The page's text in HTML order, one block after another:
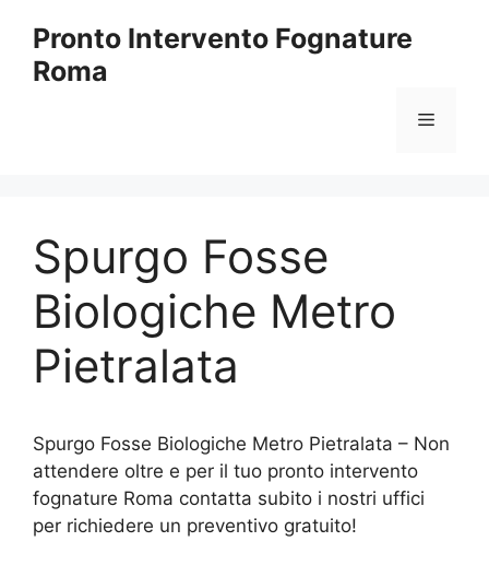
contenuto
Pronto Intervento Fognature
Roma
Menu
Spurgo Fosse
Biologiche Metro
Pietralata
Spurgo Fosse Biologiche Metro Pietralata – Non
attendere oltre e per il tuo pronto intervento
fognature Roma contatta subito i nostri uffici
per richiedere un preventivo gratuito!